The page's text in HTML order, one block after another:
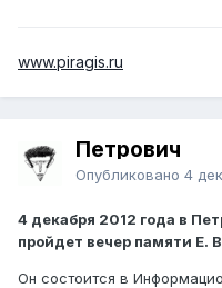
www.piragis.ru
Петрович
Опубликовано 4
4 декабря 2012 года в
пройдет вечер памяти Е.
Он состоится в